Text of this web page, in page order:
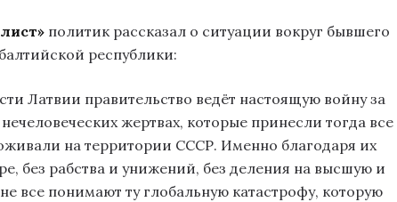
политик рассказал о ситуации вокруг бывшего
республики:
Латвии правительство ведёт настоящую войну за
жертвах, которые принесли тогда все
на территории СССР. Именно благодаря их
без рабства и унижений, без деления на высшую и
все понимают ту глобальную катастрофу, которую